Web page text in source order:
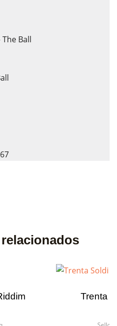
Ball
Trenta